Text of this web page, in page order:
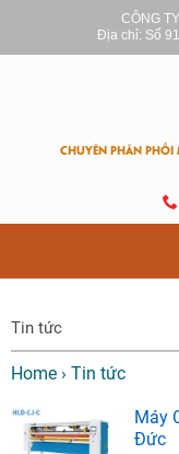
CÔNG
Địa chỉ: Số
CHUYÊN PHÂN
Tin tức
Home › Tin tức
Máy
Đức